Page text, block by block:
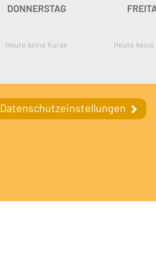
DONNERSTAG
Heute keine Kurse Heute keine
Datenschutzeinstellungen